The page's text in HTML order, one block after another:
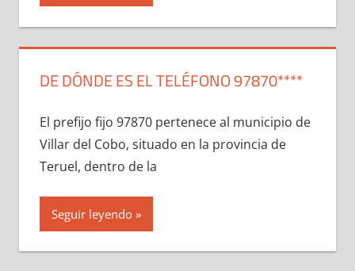
DE DÓNDE ES EL TELÉFONO 97870****
El prefijo fijo 97870 pertenece al municipio dе
Villar del Cobo, situado en la provincia dе
Teruel, dentro dе la
Seguir leyendo